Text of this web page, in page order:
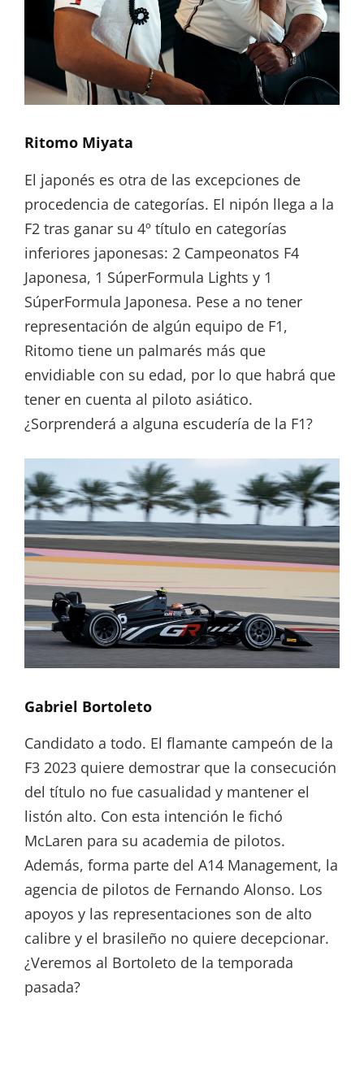
Ritomo Miyata
El japonés es otra de las excepciones de
procedencia de categorías. El nipón llega a la
F2 tras ganar su 4º título en categorías
inferiores japonesas: 2 Campeonatos F4
Japonesa, 1 SúperFormula Lights y 1
SúperFormula Japonesa. Pese a no tener
representación de algún equipo de F1,
Ritomo tiene un palmarés más que
envidiable con su edad, por lo que habrá que
tener en cuenta al piloto asiático.
¿Sorprenderá a alguna escudería de la F1?
Gabriel Bortoleto
Candidato a todo. El flamante campeón de la
F3 2023 quiere demostrar que la consecución
del título no fue casualidad y mantener el
listón alto. Con esta intención le fichó
McLaren para su academia de pilotos.
Además, forma parte del A14 Management, la
agencia de pilotos de Fernando Alonso. Los
apoyos y las representaciones son de alto
calibre y el brasileño no quiere decepcionar.
¿Veremos al Bortoleto de la temporada
pasada?